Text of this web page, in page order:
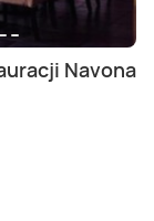
Navona